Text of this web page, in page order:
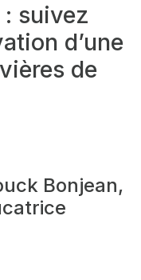
: suivez
d’une
de
Bonjean,